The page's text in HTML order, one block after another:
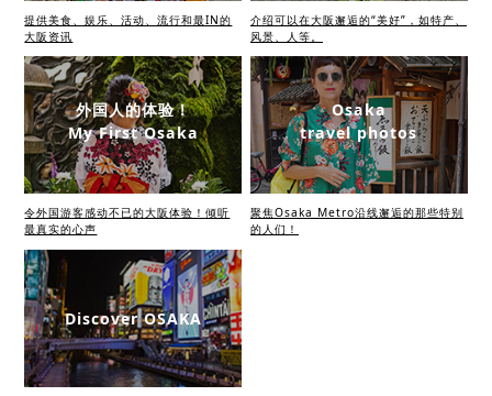
提供美食、娱乐、活动、流行和最IN的
大阪资讯
介绍可以在大阪邂逅的“美好”，如特产、
风景、人等。
外国人的体验！
My First Osaka
令外国游客感动不已的大阪体验！倾听
最真实的心声
Osaka
travel photos
聚焦Osaka Metro沿线邂逅的那些特别
的人们！
Discover OSAKA